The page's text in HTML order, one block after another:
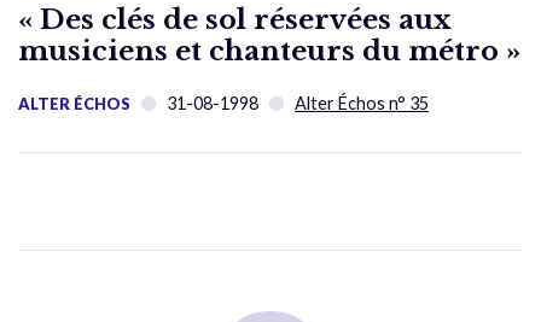
« Des clés de sol réservées aux
musiciens et chanteurs du métro »
ALTER ÉCHOS 31-08-1998 Alter Échos n° 35